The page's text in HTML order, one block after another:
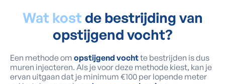
Wat kost de bestrijding van
opstijgend vocht?
Een methode om opstijgend vochtte bestrijden is dus
muren injecteren. Als je voor deze methode kiest, kan je
ervan uitgaan dat je minimum €100 per lopende meter